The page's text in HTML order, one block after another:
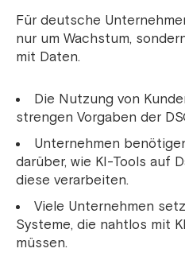
Für deutsche
nur um Wachstum,
mit Daten.
Die Nutzung von
strengen Vorgaben der
Unternehmen
darüber, wie KI-Tools auf
diese verarbeiten.
Viele Unternehmen
Systeme, die nahtlos mit
müssen.